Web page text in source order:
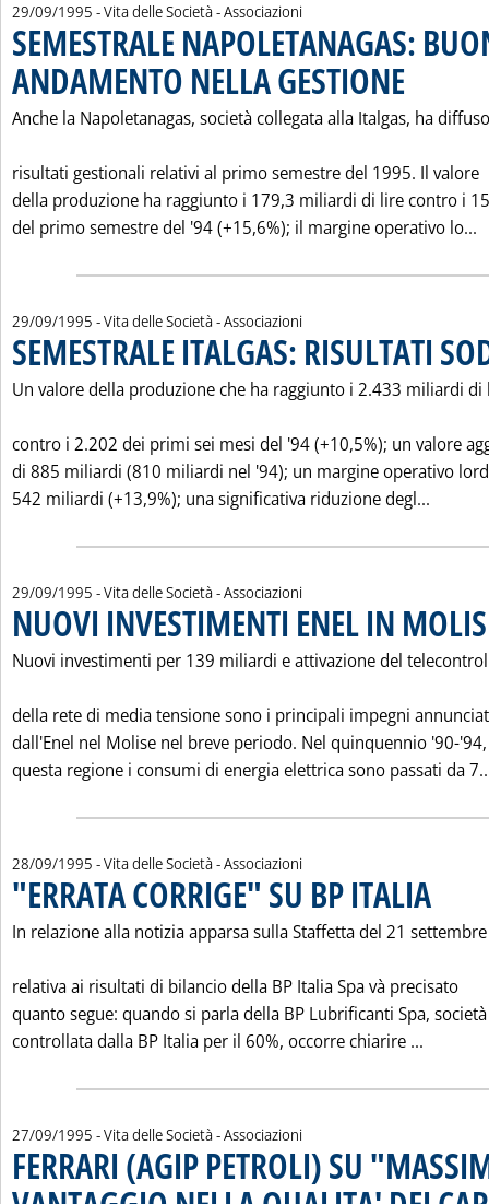
29/09/1995 - Vita delle Società - Associazioni
SEMESTRALE NAPOLETANAGAS:
ANDAMENTO NELLA GESTIONE
Anche la Napoletanagas, società collegata alla Italgas, ha
risultati gestionali relativi al primo semestre del 1995. Il valore
della produzione ha raggiunto i 179,3 miliardi di lire contro i
del primo semestre del '94 (+15,6%); il margine operativo lo...
29/09/1995 - Vita delle Società - Associazioni
SEMESTRALE ITALGAS: RISULTATI
Un valore della produzione che ha raggiunto i 2.433 miliardi di
contro i 2.202 dei primi sei mesi del '94 (+10,5%); un valore
di 885 miliardi (810 miliardi nel '94); un margine operativo
542 miliardi (+13,9%); una significativa riduzione degl...
29/09/1995 - Vita delle Società - Associazioni
NUOVI INVESTIMENTI ENEL IN
Nuovi investimenti per 139 miliardi e attivazione del
della rete di media tensione sono i principali impegni
dall'Enel nel Molise nel breve periodo. Nel quinquennio '90-
questa regione i consumi di energia elettrica sono passati da
28/09/1995 - Vita delle Società - Associazioni
"ERRATA CORRIGE" SU BP ITALIA
In relazione alla notizia apparsa sulla Staffetta del 21 settembre
relativa ai risultati di bilancio della BP Italia Spa và precisato
quanto segue: quando si parla della BP Lubrificanti Spa, società
controllata dalla BP Italia per il 60%, occorre chiarire ...
27/09/1995 - Vita delle Società - Associazioni
FERRARI (AGIP PETROLI) SU